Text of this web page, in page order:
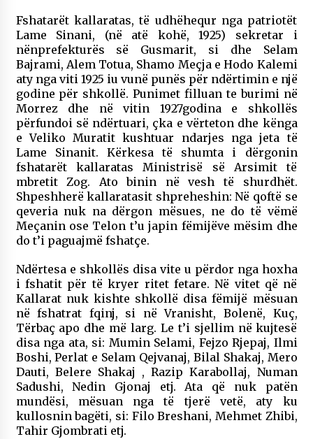
Fshatarët kallaratas, të udhëhequr nga patriotët
Lame Sinani, (në atë kohë, 1925) sekretar i
nënprefekturës së Gusmarit, si dhe Selam
Bajrami, Alem Totua, Shamo Meçja e Hodo Kalemi
aty nga viti 1925 iu vunë punës për ndërtimin e një
godine për shkollë. Punimet filluan te burimi në
Morrez dhe në vitin 1927godina e shkollës
përfundoi së ndërtuari, çka e vërteton dhe kënga
e Veliko Muratit kushtuar ndarjes nga jeta të
Lame Sinanit. Kërkesa të shumta i dërgonin
fshatarët kallaratas Ministrisë së Arsimit të
mbretit Zog. Ato binin në vesh të shurdhët.
Shpeshherë kallaratasit shpreheshin: Në qoftë se
qeveria nuk na dërgon mësues, ne do të vëmë
Meçanin ose Telon t’u japin fëmijëve mësim dhe
do t’i paguajmë fshatçe.
Ndërtesa e shkollës disa vite u përdor nga hoxha
i fshatit për të kryer ritet fetare. Në vitet që në
Kallarat nuk kishte shkollë disa fëmijë mësuan
në fshatrat fqinj, si në Vranisht, Bolenë, Kuç,
Tërbaç apo dhe më larg. Le t’i sjellim në kujtesë
disa nga ata, si: Mumin Selami, Fejzo Rjepaj, Ilmi
Boshi, Perlat e Selam Qejvanaj, Bilal Shakaj, Mero
Dauti, Belere Shakaj , Razip Karabollaj, Numan
Sadushi, Nedin Gjonaj etj. Ata që nuk patën
mundësi, mësuan nga të tjerë vetë, aty ku
kullosnin bagëti, si: Filo Breshani, Mehmet Zhibi,
Tahir Gjombrati etj.